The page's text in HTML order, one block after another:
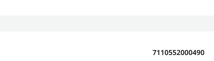
7110552000490